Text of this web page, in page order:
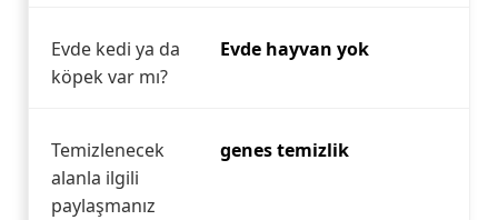
Evde kedi ya da
köpek var mı?
Evde hayvan yok
Temizlenecek
alanla ilgili
paylaşmanız
genes temizlik